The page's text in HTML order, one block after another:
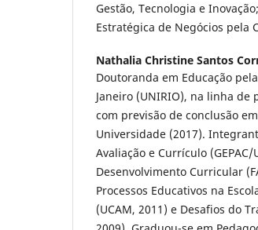
Gestão, Tecnologia e
Estratégica de Negócios pela
Nathalia Christine Santos
Doutoranda em Educação
Janeiro (UNIRIO), na linha de
com previsão de conclusão
Universidade (2017).
Avaliação e Currículo
Desenvolvimento Curricular
Processos Educativos na
(UCAM, 2011) e Desafios do